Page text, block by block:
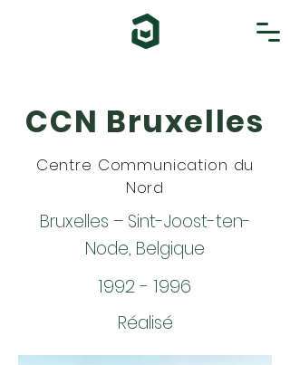
CCN Bruxelles
Centre Communication du
Nord
Bruxelles – Sint-Joost-ten-
Node, Belgique
1992 - 1996
Réalisé